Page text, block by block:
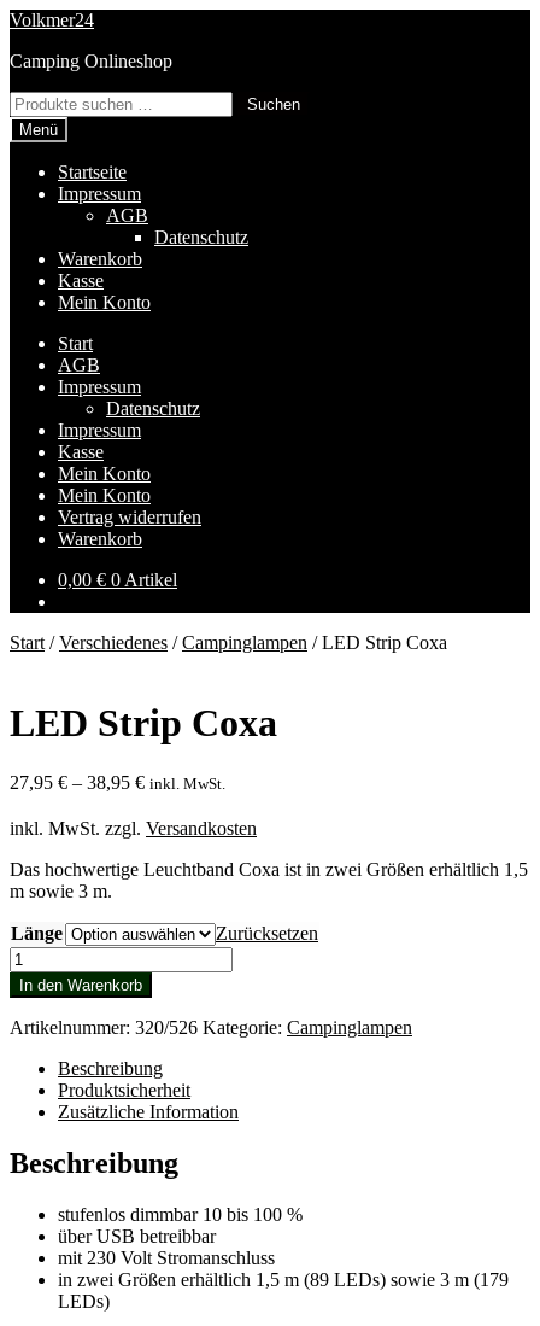
Zur
springen
Zum
springen
Volkmer24
Camping Onlineshop
Suchen
nach:
Suchen
Menü
Startseite
Impressum
AGB
Datenschutz
Warenkorb
Kasse
Mein Konto
Start
AGB
Impressum
Datenschutz
Impressum
Kasse
Mein Konto
Mein Konto
Vertrag widerrufen
Warenkorb
0,00 € 0 Artikel
Start /Verschiedenes /Campinglampen /LED Strip Coxa
LED Strip Coxa
27,95 € – 38,95 € inkl. MwSt.
inkl. MwSt. zzgl. Versandkosten
Das hochwertige Leuchtband Coxa ist in zwei Größen erhältlich 1,5
m sowie 3 m.
Länge
Zurücksetzen
LED
Strip
Coxa
Menge
In den Warenkorb
Artikelnummer: 320/526 Kategorie: Campinglampen
Beschreibung
Produktsicherheit
Zusätzliche Information
Beschreibung
stufenlos dimmbar 10 bis 100 %
über USB betreibbar
mit 230 Volt Stromanschluss
in zwei Größen erhältlich 1,5 m (89 LEDs) sowie 3 m (179
LEDs)